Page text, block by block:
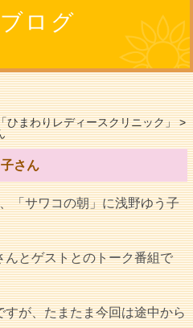
ログ
ひまわりレディースクリニック」>
さん
「サワコの朝」に浅野ゆう子
とゲストとのトーク番組で
が、たまたま今回は途中から